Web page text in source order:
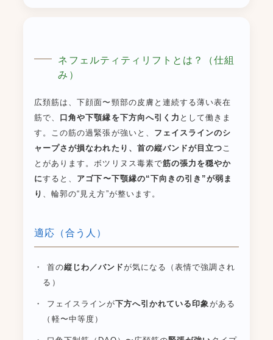
ネフェルティティリフトとは？（仕組
み）
広頚筋は、下顔面〜頸部の皮膚と連続する薄い表在
筋で、 口角や下顎縁を下方向へ引く力 として働きま
す。この筋の過緊張が強いと、 フェイスラインのシ
ャープさが損なわれたり、首の縦バンドが目立つ こ
とがあります。ボツリヌス毒素で筋の張力を穏やか
にすると、 アゴ下〜下顎縁の“下向きの引き”が弱ま
り
、輪郭の“見え方”が整います。
適応（合う人）
首の縦じわ／バンドが気になる（表情で強調され
る）
フェイスラインが下方へ引かれている印象 がある
（軽〜中等度）